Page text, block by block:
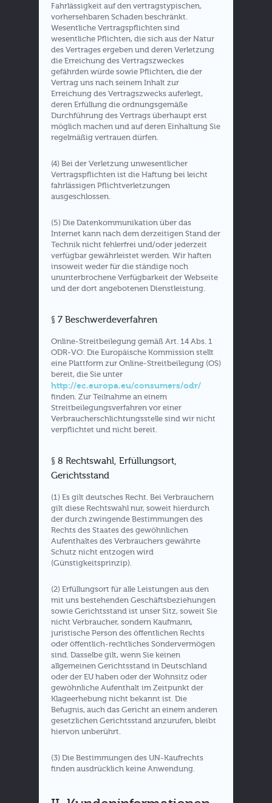
Fahrlässigkeit auf den vertragstypischen,
vorhersehbaren Schaden beschränkt.
Wesentliche Vertragspflichten sind
wesentliche Pflichten, die sich aus der Natur
des Vertrages ergeben und deren Verletzung
die Erreichung des Vertragszweckes
gefährden würde sowie Pflichten, die der
Vertrag uns nach seinem Inhalt zur
Erreichung des Vertragszwecks auferlegt,
deren Erfüllung die ordnungsgemäße
Durchführung des Vertrags überhaupt erst
möglich machen und auf deren Einhaltung Sie
regelmäßig vertrauen dürfen.
(4) Bei der Verletzung unwesentlicher
Vertragspflichten ist die Haftung bei leicht
fahrlässigen Pflichtverletzungen
ausgeschlossen.
(5) Die Datenkommunikation über das
Internet kann nach dem derzeitigen Stand der
Technik nicht fehlerfrei und/oder jederzeit
verfügbar gewährleistet werden. Wir haften
insoweit weder für die ständige noch
ununterbrochene Verfügbarkeit der Webseite
und der dort angebotenen Dienstleistung.
§ 7 Beschwerdeverfahren
Online-Streitbeilegung gemäß Art. 14 Abs. 1
ODR-VO: Die Europäische Kommission stellt
eine Plattform zur Online-Streitbeilegung (OS)
bereit, die Sie unter
http://ec.europa.eu/consumers/odr/
finden. Zur Teilnahme an einem
Streitbeilegungsverfahren vor einer
Verbraucherschlichtungsstelle sind wir nicht
verpflichtet und nicht bereit.
§ 8 Rechtswahl, Erfüllungsort,
Gerichtsstand
(1) Es gilt deutsches Recht. Bei Verbrauchern
gilt diese Rechtswahl nur, soweit hierdurch
der durch zwingende Bestimmungen des
Rechts des Staates des gewöhnlichen
Aufenthaltes des Verbrauchers gewährte
Schutz nicht entzogen wird
(Günstigkeitsprinzip).
(2) Erfüllungsort für alle Leistungen aus den
mit uns bestehenden Geschäftsbeziehungen
sowie Gerichtsstand ist unser Sitz, soweit Sie
nicht Verbraucher, sondern Kaufmann,
juristische Person des öffentlichen Rechts
oder öffentlich-rechtliches Sondervermögen
sind. Dasselbe gilt, wenn Sie keinen
allgemeinen Gerichtsstand in Deutschland
oder der EU haben oder der Wohnsitz oder
gewöhnliche Aufenthalt im Zeitpunkt der
Klageerhebung nicht bekannt ist. Die
Befugnis, auch das Gericht an einem anderen
gesetzlichen Gerichtsstand anzurufen, bleibt
hiervon unberührt.
(3) Die Bestimmungen des UN-Kaufrechts
finden ausdrücklich keine Anwendung.